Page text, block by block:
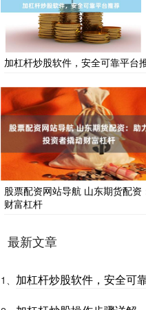
加杠杆炒股软件，安全可靠平台
股票配资网站导航 山东期货配资
财富杠杆
最新文章
1、 加杠杆炒股软件，安全可